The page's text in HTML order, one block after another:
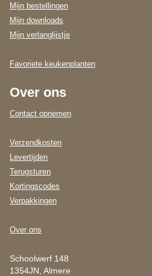
Mijn bestellingen
Mijn downloads
Mijn verlanglijstje
Favoriete keukenplanten
Over ons
Contact opnemen
Verzendkosten
Levertijden
Terugsturen
Kortingscodes
Verpakkingen
Over ons
Schoolwerf 148
1354JN, Almere